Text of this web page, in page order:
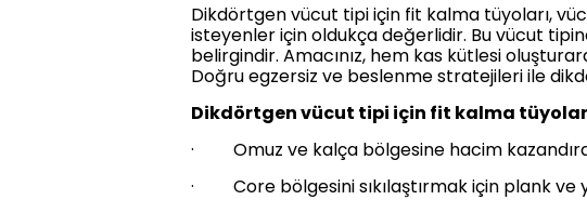
Dikdörtgen vücut tipi için fit kalma tüyoları,
isteyenler için oldukça değerlidir. Bu vücut
belirgindir. Amacınız, hem kas kütlesi
Doğru egzersiz ve beslenme stratejileri ile
Dikdörtgen vücut tipi için fit kalma
· Omuz ve kalça bölgesine hacim
· Core bölgesini sıkılaştırmak için plank ve